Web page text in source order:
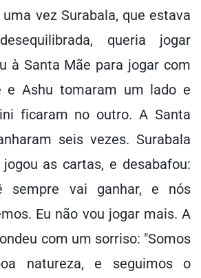
vez Surabala, que estava
queria jogar
à Santa Mãe para jogar com
e Ashu tomaram um lado e
ficaram no outro. A Santa
seis vezes. Surabala
as cartas, e desabafou:
sempre vai ganhar, e nós
Eu não vou jogar mais. A
com um sorriso: "Somos
natureza, e seguimos o